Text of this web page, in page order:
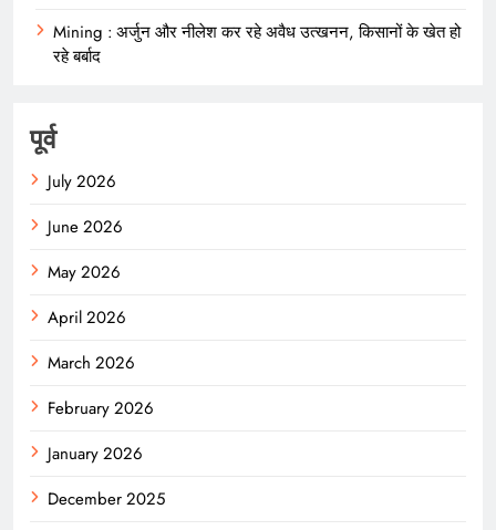
Mining : अर्जुन और नीलेश कर रहे अवैध उत्खनन, किसानों के खेत हो
रहे बर्बाद
पूर्व
July 2026
June 2026
May 2026
April 2026
March 2026
February 2026
January 2026
December 2025